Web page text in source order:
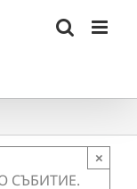
СЪБИТИЕ.
×